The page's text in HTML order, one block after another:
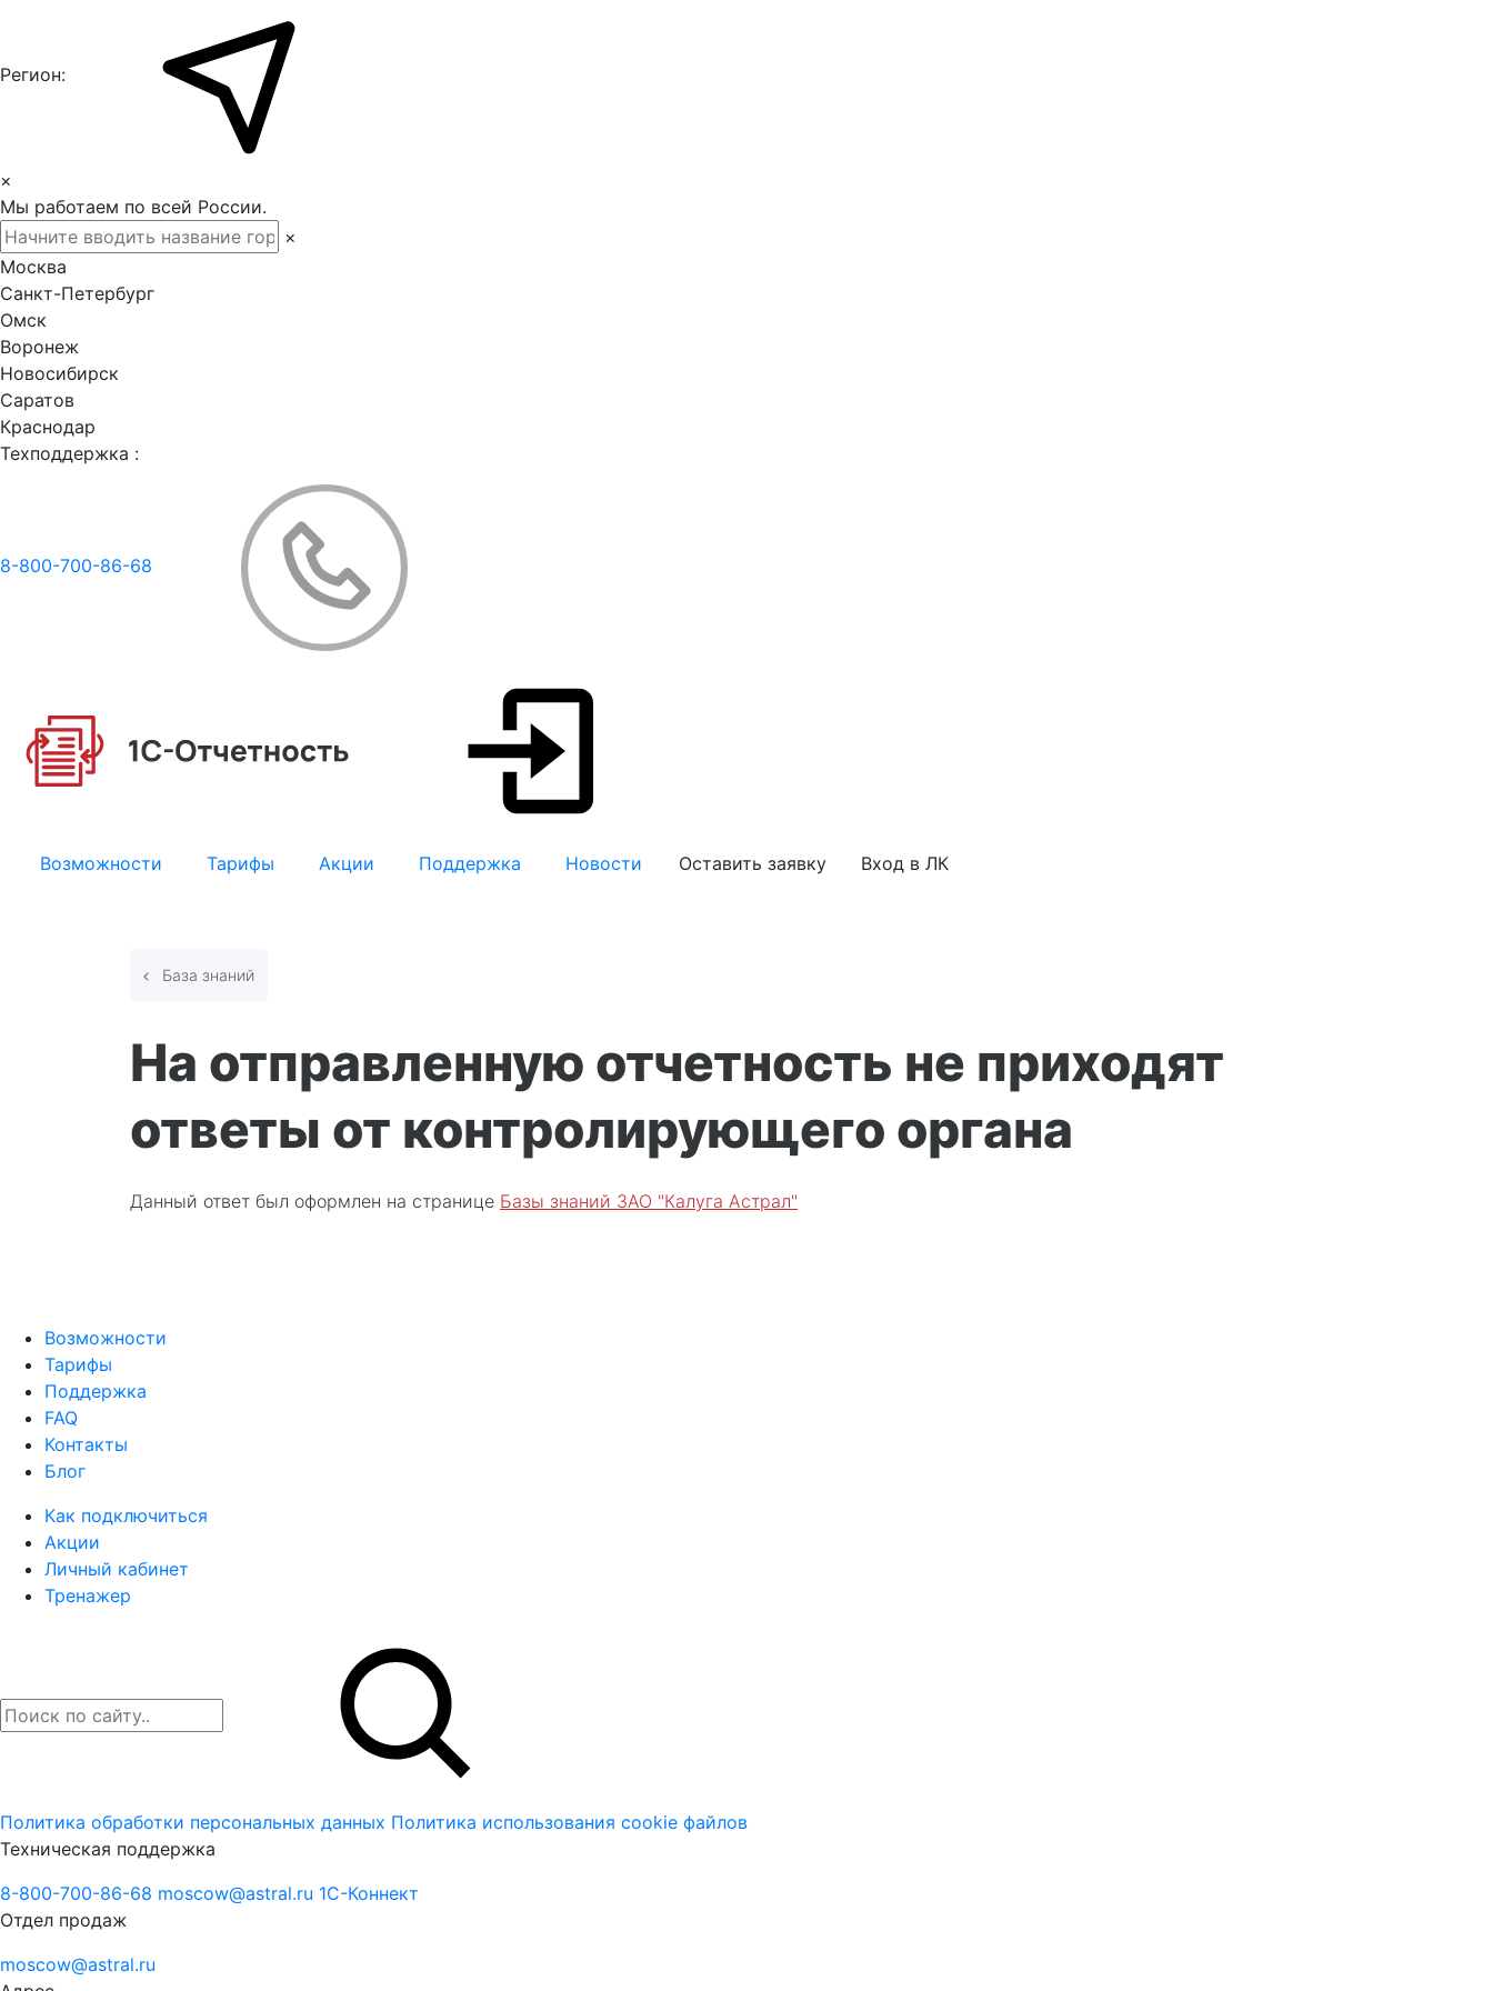
Регион:
×
Мы работаем по всей России.
×
Москва
Санкт-Петербург
Омск
Воронеж
Новосибирск
Саратов
Краснодар
Техподдержка :
8-800-700-86-68
Возможности Тарифы Акции Поддержка Новости Оставить заявку Вход в ЛК
База знаний
На отправленную отчетность не приходят
ответы от контролирующего органа
Данный ответ был оформлен на странице Базы знаний ЗАО "Калуга Астрал"
Возможности
Тарифы
Поддержка
FAQ
Контакты
Блог
Как подключиться
Акции
Личный кабинет
Тренажер
Политика обработки персональных данных Политика использования cookie файлов
Техническая поддержка
8-800-700-86-68 moscow@astral.ru 1С-Коннект
Отдел продаж
moscow@astral.ru